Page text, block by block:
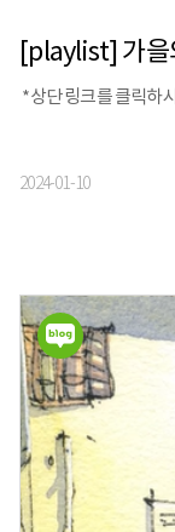
*상단 링크를 클릭하
2024-01-10